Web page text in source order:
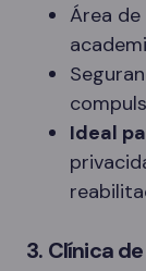
Área
Ideal
3. Clínica